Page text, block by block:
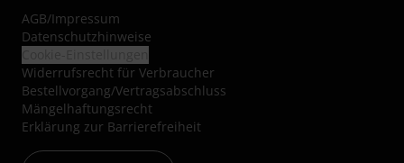
AGB/Impressum
Datenschutzhinweise
Widerrufsrecht für Verbraucher
Bestellvorgang/Vertragsabschluss
Mängelhaftungsrecht
Erklärung zur Barrierefreiheit